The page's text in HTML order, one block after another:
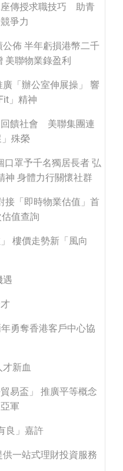
傳授求職技巧 助青
爭力
佈 半年虧損港幣二千
美聯物業錄盈利
「辦公室伸展操」 響
」精神
饋社會 美聯集團連
殊榮
口罩予千名獨居長者 弘
神 身體力行關懷社群
接「即時物業估值」首
值查詢
樓價走勢新「風向
遇
勇奪香港客戶中心協
新血
易盃」 推廣平等概念
軍
良」嘉許
一站式理財投資服務